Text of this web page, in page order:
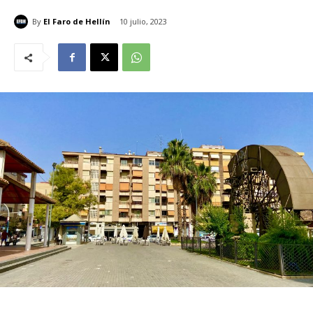
By El Faro de Hellín 10 julio, 2023